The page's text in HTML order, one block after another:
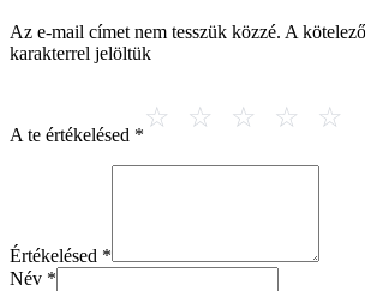
Az e-mail címet nem tesszük közzé. A
karakterrel jelöltük
A te értékelésed *
Értékelésed *
Név *